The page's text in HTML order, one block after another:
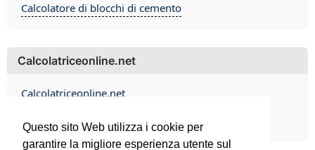
Questo sito Web utilizza i cookie per
garantire la migliore esperienza utente sul
Calcolatore di blocchi di cemento
Calcolatriceonline.net
Calcolatriceonline.net
Contact